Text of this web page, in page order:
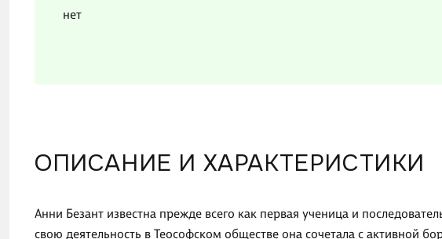
ОПИСАНИЕ И ХАРАКТЕРИСТИКИ
Анни Безант известна прежде всего как первая ученица и
свою деятельность в Теософском обществе она сочетала с активной
нет